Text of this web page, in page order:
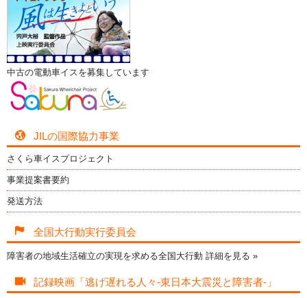
中古の電動車イスを募集しています
JILの国際協力事業
さくら車イスプロジェクト
事業提案書要約
発送方法
全国大行動実行委員会
障害者の地域生活確立の実現を求める全国大行動 詳細を見る »
記録映画「逃げ遅れる人々-東日本大震災と障害者-」